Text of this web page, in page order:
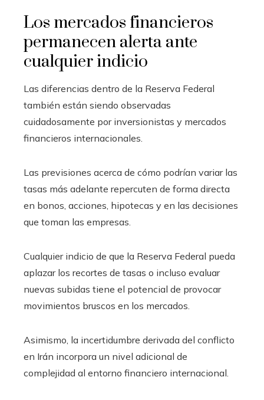
Los mercados financieros
permanecen alerta ante
cualquier indicio
Las diferencias dentro de la Reserva Federal
también están siendo observadas
cuidadosamente por inversionistas y mercados
financieros internacionales.
Las previsiones acerca de cómo podrían variar las
tasas más adelante repercuten de forma directa
en bonos, acciones, hipotecas y en las decisiones
que toman las empresas.
Cualquier indicio de que la Reserva Federal pueda
aplazar los recortes de tasas o incluso evaluar
nuevas subidas tiene el potencial de provocar
movimientos bruscos en los mercados.
Asimismo, la incertidumbre derivada del conflicto
en Irán incorpora un nivel adicional de
complejidad al entorno financiero internacional.